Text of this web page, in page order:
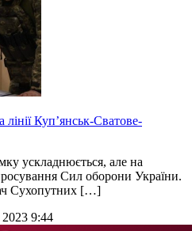
Куп’янськ-Сватове-
ускладнюється, але на
Сил оборони України.
Сухопутних […]
9:44